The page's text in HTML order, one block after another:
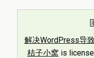
解决WordPress导
桔子小窝 is